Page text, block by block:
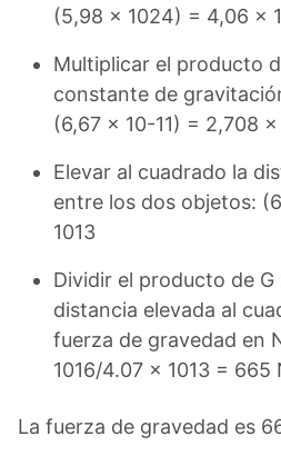
(5,98 x 1024) = 4,06 x
Multiplicar el producto
constante de
(6,67 x 10-11) = 2,708 x
Elevar al cuadrado la
entre los dos objetos:
1013
Dividir el producto de G
distancia elevada al
fuerza de gravedad en
1016/4.07 x 1013 = 665
La fuerza de gravedad es